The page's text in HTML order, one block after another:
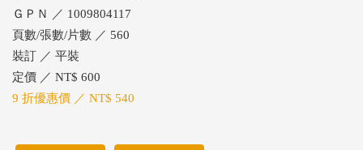
ＧＰＮ ／ 1009804117
頁數/張數/片數 ／ 560
裝訂 ／ 平裝
定價 ／ NT$ 600
9 折優惠價 ／ NT$ 540